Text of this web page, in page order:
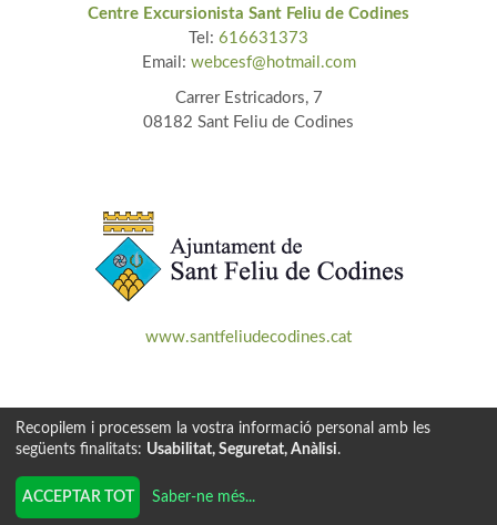
Centre Excursionista Sant Feliu de Codines
Tel: 616631373
Email: webcesf@hotmail.com​
Carrer Estricadors, 7
08182 Sant Feliu de Codines
www.santfeliudecodines.cat
Tecnologia exclusiva deINSCRIPCION.ONLINE
Recopilem i processem la vostra informació personal amb les
següents finalitats: Usabilitat, Seguretat, Anàlisi.
ACCEPTAR TOT Saber-ne més...